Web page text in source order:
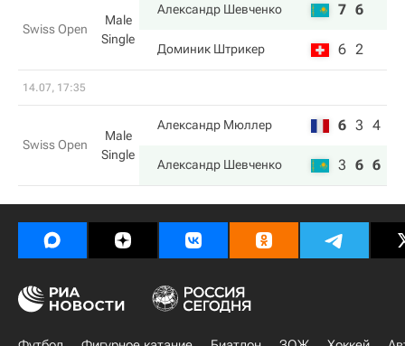
Swiss Open
Male
Single
Александр Шевченко 7 6
Доминик Штрикер 6 2
14.07, 17:35
Swiss Open
Male
Single
Александр Мюллер 6 3 4
Александр Шевченко 3 6 6